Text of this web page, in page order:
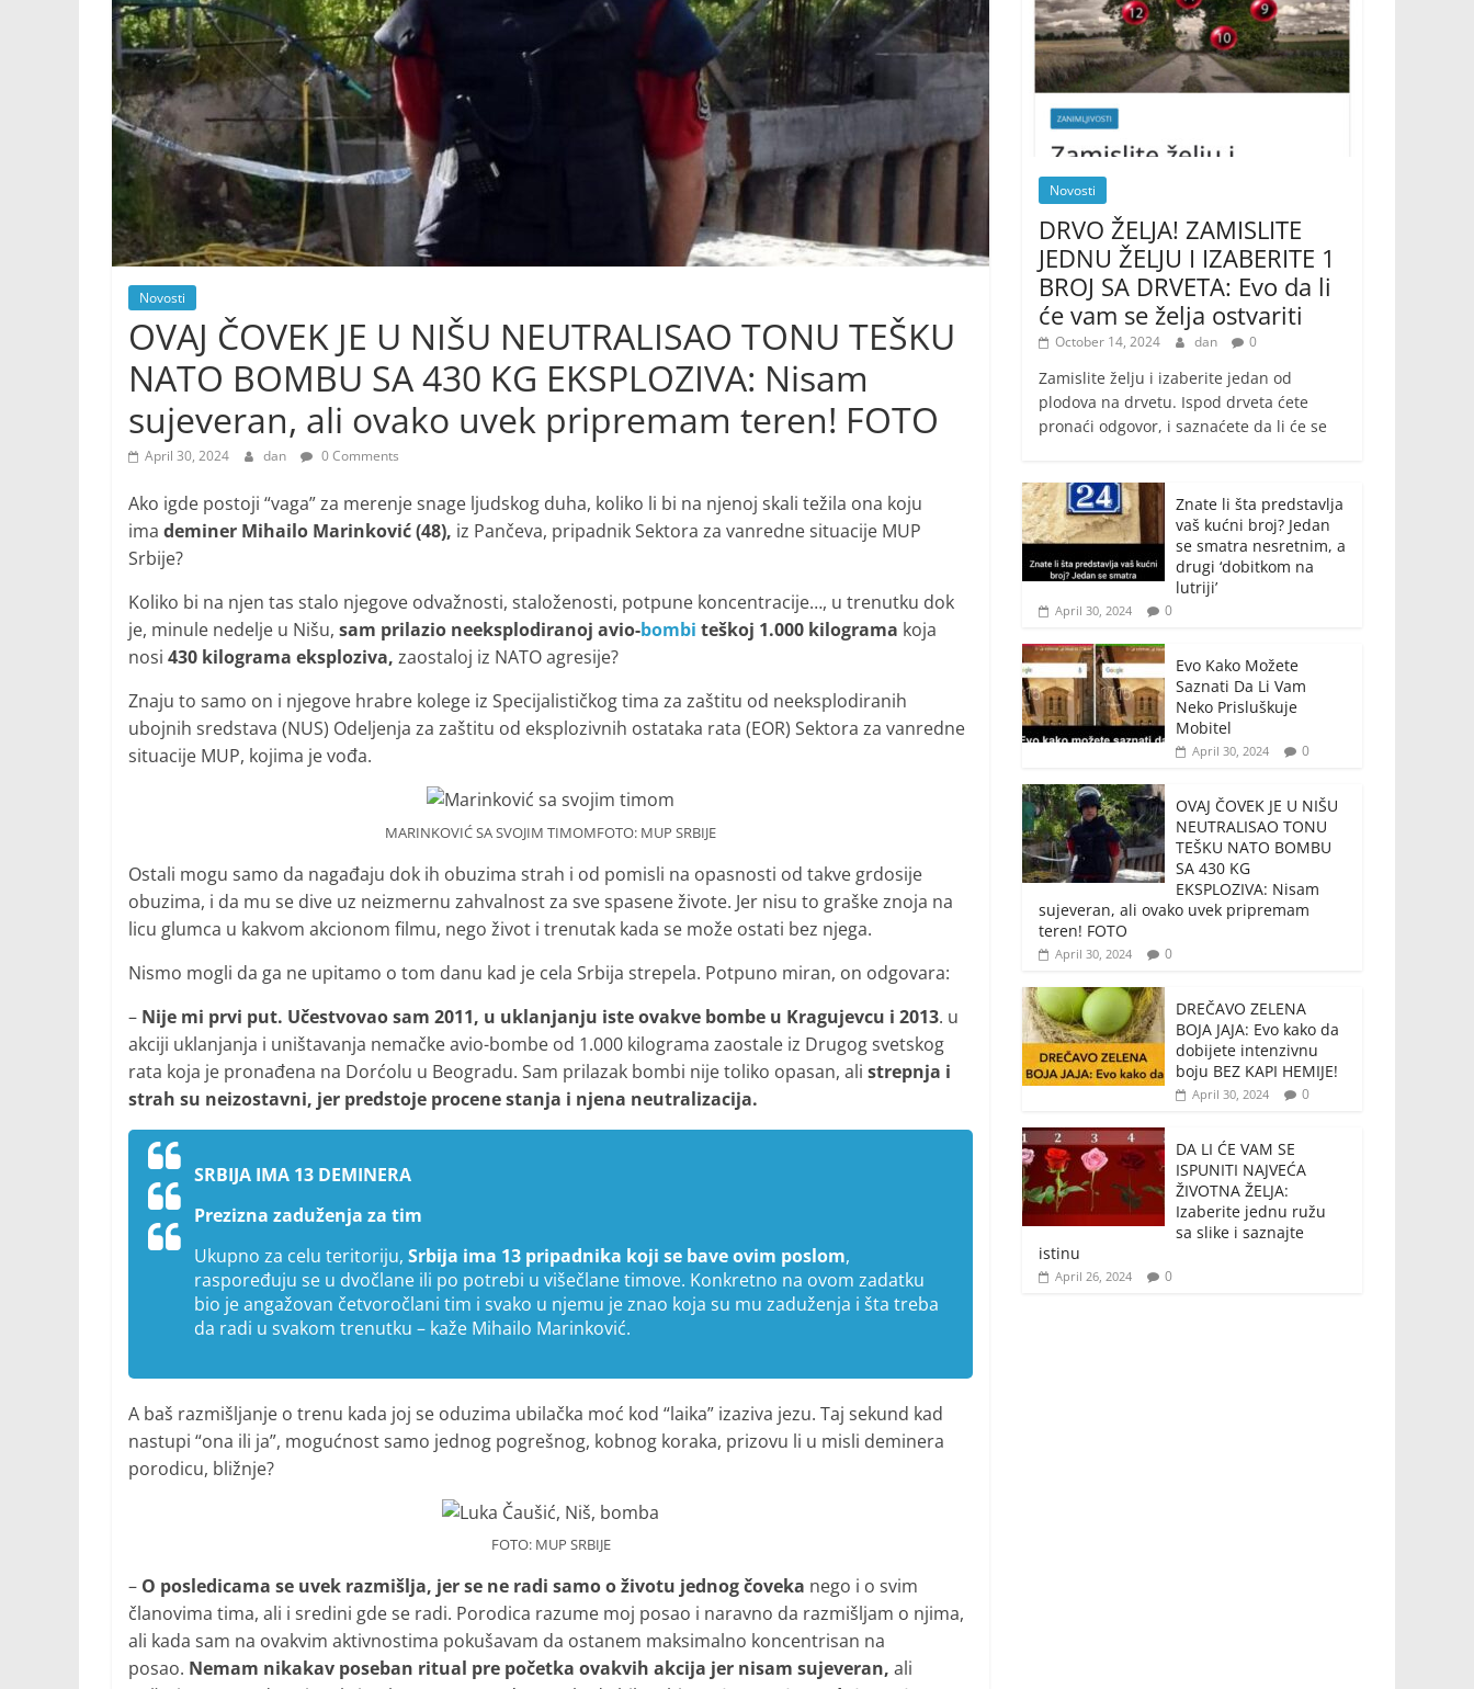
Novosti
OVAJ ČOVEK JE U NIŠU NEUTRALISAO TONU TEŠKU
NATO BOMBU SA 430 KG EKSPLOZIVA: Nisam
sujeveran, ali ovako uvek pripremam teren! FOTO
April 30, 2024 dan 0 Comments
Ako igde postoji “vaga” za merenje snage ljudskog duha, koliko li bi na njenoj skali težila ona koju
ima deminer Mihailo Marinković (48), iz Pančeva, pripadnik Sektora za vanredne situacije MUP
Srbije?
Koliko bi na njen tas stalo njegove odvažnosti, staloženosti, potpune koncentracije…, u trenutku dok
je, minule nedelje u Nišu, sam prilazio neeksplodiranoj avio-bombi teškoj 1.000 kilograma koja
nosi 430 kilograma eksploziva, zaostaloj iz NATO agresije?
Znaju to samo on i njegove hrabre kolege iz Specijalističkog tima za zaštitu od neeksplodiranih
ubojnih sredstava (NUS) Odeljenja za zaštitu od eksplozivnih ostataka rata (EOR) Sektora za vanredne
situacije MUP, kojima je vođa.
MARINKOVIĆ SA SVOJIM TIMOMFOTO: MUP SRBIJE
Ostali mogu samo da nagađaju dok ih obuzima strah i od pomisli na opasnosti od takve grdosije
obuzima, i da mu se dive uz neizmernu zahvalnost za sve spasene živote. Jer nisu to graške znoja na
licu glumca u kakvom akcionom filmu, nego život i trenutak kada se može ostati bez njega.
Nismo mogli da ga ne upitamo o tom danu kad je cela Srbija strepela. Potpuno miran, on odgovara:
– Nije mi prvi put. Učestvovao sam 2011, u uklanjanju iste ovakve bombe u Kragujevcu i 2013. u
akciji uklanjanja i uništavanja nemačke avio-bombe od 1.000 kilograma zaostale iz Drugog svetskog
rata koja je pronađena na Dorćolu u Beogradu. Sam prilazak bombi nije toliko opasan, ali strepnja i
strah su neizostavni, jer predstoje procene stanja i njena neutralizacija.
SRBIJA IMA 13 DEMINERA
Prezizna zaduženja za tim
Ukupno za celu teritoriju, Srbija ima 13 pripadnika koji se bave ovim poslom,
raspoređuju se u dvočlane ili po potrebi u višečlane timove. Konkretno na ovom zadatku
bio je angažovan četvoročlani tim i svako u njemu je znao koja su mu zaduženja i šta treba
da radi u svakom trenutku – kaže Mihailo Marinković.
A baš razmišljanje o trenu kada joj se oduzima ubilačka moć kod “laika” izaziva jezu. Taj sekund kad
nastupi “ona ili ja”, mogućnost samo jednog pogrešnog, kobnog koraka, prizovu li u misli deminera
porodicu, bližnje?
FOTO: MUP SRBIJE
– O posledicama se uvek razmišlja, jer se ne radi samo o životu jednog čoveka nego i o svim
članovima tima, ali i sredini gde se radi. Porodica razume moj posao i naravno da razmišljam o njima,
ali kada sam na ovakvim aktivnostima pokušavam da ostanem maksimalno koncentrisan na
posao. Nemam nikakav poseban ritual pre početka ovakvih akcija jer nisam sujeveran, ali
Novosti
DRVO ŽELJA! ZAMISLITE
JEDNU ŽELJU I IZABERITE 1
BROJ SA DRVETA: Evo da li
će vam se želja ostvariti
October 14, 2024 dan 0
Zamislite želju i izaberite jedan od
plodova na drvetu. Ispod drveta ćete
pronaći odgovor, i saznaćete da li će se
Znate li šta predstavlja
vaš kućni broj? Jedan
se smatra nesretnim, a
drugi ‘dobitkom na
lutriji’
April 30, 2024 0
Evo Kako Možete
Saznati Da Li Vam
Neko Prisluškuje
Mobitel
April 30, 2024 0
OVAJ ČOVEK JE U NIŠU
NEUTRALISAO TONU
TEŠKU NATO BOMBU
SA 430 KG
EKSPLOZIVA: Nisam
sujeveran, ali ovako uvek pripremam
teren! FOTO
April 30, 2024 0
DREČAVO ZELENA
BOJA JAJA: Evo kako da
dobijete intenzivnu
boju BEZ KAPI HEMIJE!
April 30, 2024 0
DA LI ĆE VAM SE
ISPUNITI NAJVEĆA
ŽIVOTNA ŽELJA:
Izaberite jednu ružu
sa slike i saznajte
istinu
April 26, 2024 0